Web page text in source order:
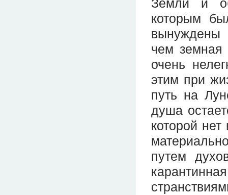
Земли и
которым
вынуждены
чем земная
очень
этим при
путь на
душа
которой
путем